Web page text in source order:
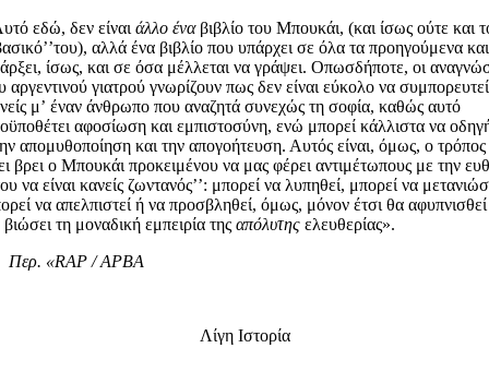
εδώ, δεν είναι άλλο έναβιβλίο του Μπουκάι, (και ίσως ούτε και
αλλά ένα βιβλίο που υπάρχει σε όλα τα προηγούμενα
ίσως, και σε όσα μέλλεται να γράψει. Οπωσδήποτε, οι
αργεντινού γιατρού γνωρίζουν πως δεν είναι εύκολο να συμπορευτεί
μʼ έναν άνθρωπο που αναζητά συνεχώς τη σοφία, καθώς αυτό
αφοσίωση και εμπιστοσύνη, ενώ μπορεί κάλλιστα να
απομυθοποίηση και την απογοήτευση. Αυτός είναι, όμως, ο
βρει ο Μπουκάι προκειμένου να μας φέρει αντιμέτωπους με την
να είναι κανείς ζωντανόςʼʼ: μπορεί να λυπηθεί, μπορεί να
να απελπιστεί ή να προσβληθεί, όμως, μόνον έτσι θα αφυπνισθεί
τη μοναδική εμπειρία της απόλυτης ελευθερίας».
Περ. «RAP / APBA
Λίγη Ιστορία